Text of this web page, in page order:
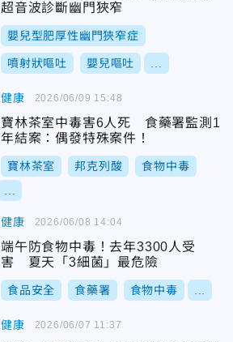
超音波診斷幽門狹窄
嬰兒型肥厚性幽門狹窄症
噴射狀嘔吐 嬰兒嘔吐
健康
寶林茶室中毒害6人死 食藥署監測1
年結案：偶發特殊案件！
寶林茶室 邦克列酸 食物中毒
2026/06/09 15:48
健康
端午防食物中毒！去年3300人受
害 夏天「3細菌」最危險
食品安全 食藥署 食物中毒
2026/06/08 14:04
健康 2026/06/07 11:37